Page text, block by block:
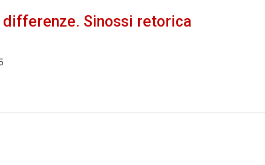
differenze. Sinossi retorica